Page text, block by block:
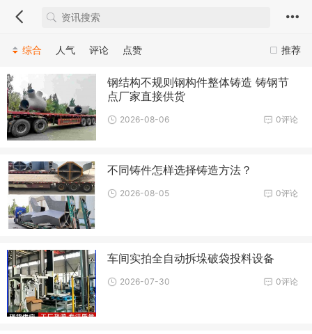
推荐
综合 人气 评论 点赞
钢结构不规则钢构件整体铸造 铸钢节
点厂家直接供货
0评论
2026-08-06
不同铸件怎样选择铸造方法？
0评论
2026-08-05
车间实拍全自动拆垛破袋投料设备
0评论
2026-07-30